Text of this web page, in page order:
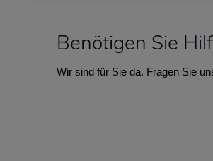
Benötigen Sie
Wir sind für Sie da. Fragen Sie